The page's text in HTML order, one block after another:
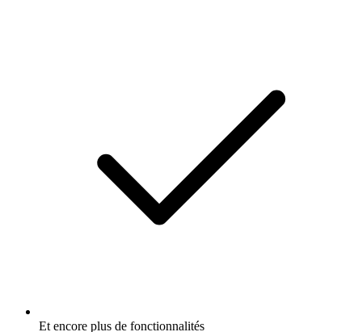
Et encore plus de fonctionnalités